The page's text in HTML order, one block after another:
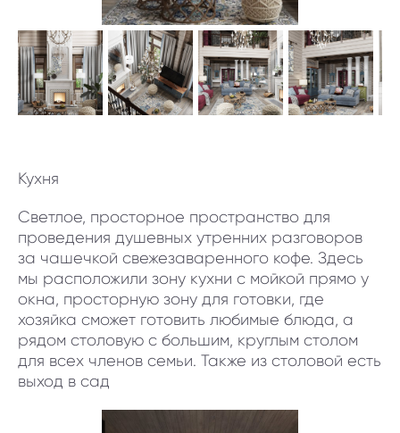
Кухня
Светлое, просторное пространство для
проведения душевных утренних разговоров
за чашечкой свежезаваренного кофе. Здесь
мы расположили зону кухни с мойкой прямо у
окна, просторную зону для готовки, где
хозяйка сможет готовить любимые блюда, а
рядом столовую с большим, круглым столом
для всех членов семьи. Также из столовой есть
выход в сад